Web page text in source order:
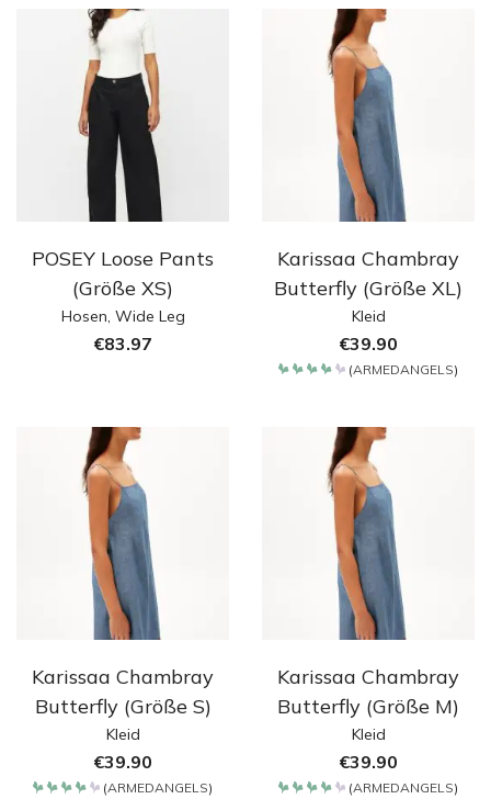
POSEY Loose Pants
(Größe XS)
Hosen, Wide Leg
€83.97
Karissaa Chambray
Butterfly (Größe XL)
Kleid
€39.90
(ARMEDANGELS)
Karissaa Chambray
Butterfly (Größe S)
Kleid
€39.90
(ARMEDANGELS)
Karissaa Chambray
Butterfly (Größe M)
Kleid
€39.90
(ARMEDANGELS)